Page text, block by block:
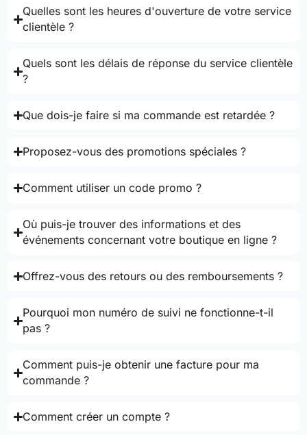
Quelles sont les heures d'ouverture de votre service
clientèle ?
Quels sont les délais de réponse du service clientèle
?
Que dois-je faire si ma commande est retardée ?
Proposez-vous des promotions spéciales ?
Comment utiliser un code promo ?
Où puis-je trouver des informations et des
événements concernant votre boutique en ligne ?
Offrez-vous des retours ou des remboursements ?
Pourquoi mon numéro de suivi ne fonctionne-t-il
pas ?
Comment puis-je obtenir une facture pour ma
commande ?
Comment créer un compte ?